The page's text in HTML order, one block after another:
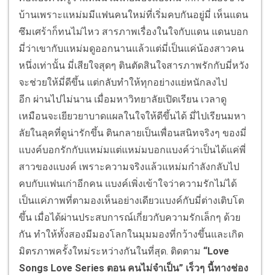
บ้านเพราะแหม่มมีแฟนคนใหม่ที่เริ่มคบกันอยู่มี่ เห็นแดน
ซึมเศร้าก็ทนไม่ไหว สารภาพเรื่องในใจกับแดน แดนบอก
มี่ว่าเขากับแหม่มดูออกนานแล้วแต่มี่เป็นแค่น้องสาวคน
หนึ่งเท่านั้น มี่เสียใจสุดๆ ตินตัดสินใจสารภาพรักกับมี่หวัง
จะช่วยให้มี่ดีขึ้น แต่กลับทำให้ทุกอย่างแย่หนักลงไป
อีก ผ่านไปไม่นาน เมื่อมหาวิทยาลัยเปิดเรียน เวลาดู
เหมือนจะเยียวยาบาดแผลในใจให้ดีขึ้นได้ มี่ไปเรียนมหา
ลัยในลุคที่ดูน่ารักขึ้น ตินกลายเป็นเพื่อนสนิทจริงๆ ของมี่
แบงค์บอกรักกับแหม่มแต่แหม่มบอกแบงค์ว่าเป็นได้แค่พี่
สาวของแบงค์ เพราะความจริงแล้วแหม่มกำลังกลับไป
คบกับแฟนเก่าอีกคน แบงค์เพิ่งเข้าใจว่าความรักไม่ได้
เป็นแค่ภาพที่ตามองเห็นอย่างเดียวแบงค์กับมี่ต่างเติบโต
ขึ้น เมื่อได้ผ่านประสบการณ์เกี่ยวกับความรักเล็กๆ ด้วย
กัน ทำให้ทั้งสองมีมองโลกในมุมมองที่กว้างขึ้นและเกิด
มิตรภาพครั้งใหม่ระหว่างกันในที่สุด. ติดตาม “Love
Songs Love Series ตอน คนไม่จำเป็น” เร็วๆ นี้ทางช่อง